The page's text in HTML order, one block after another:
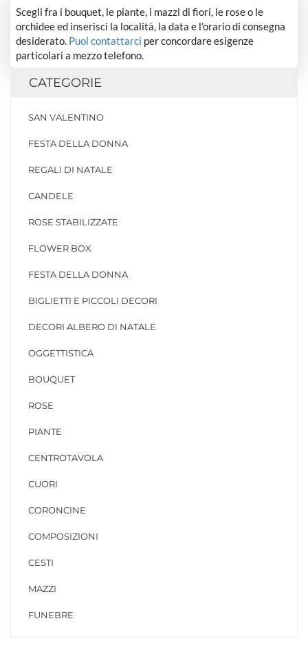
Scegli fra i bouquet, le piante, i mazzi di fiori, le rose o le
orchidee ed inserisci la località, la data e l’orario di consegna
desiderato. Puoi contattarci per concordare esigenze
particolari a mezzo telefono.
CATEGORIE
SAN VALENTINO
FESTA DELLA DONNA
REGALI DI NATALE
CANDELE
ROSE STABILIZZATE
FLOWER BOX
FESTA DELLA DONNA
BIGLIETTI E PICCOLI DECORI
DECORI ALBERO DI NATALE
OGGETTISTICA
BOUQUET
ROSE
PIANTE
CENTROTAVOLA
CUORI
CORONCINE
COMPOSIZIONI
CESTI
MAZZI
FUNEBRE